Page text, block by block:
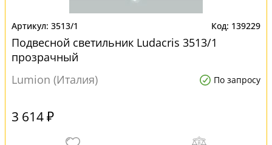
3513/1 139229
Подвесной светильник Ludacris 3513/1
прозрачный
Lumion (Италия)
По запросу
3 614 ₽